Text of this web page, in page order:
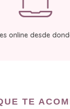
online desde
TE